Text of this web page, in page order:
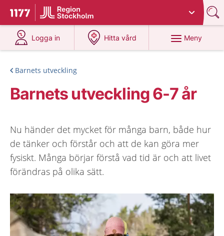
Till startsidan för 1177
Du har valt region
Logga in
på 1177.se
Hitta vård
på 1177.se
Meny
Barnets utveckling
Barnets utveckling 6-7 år
Nu händer det mycket för många barn, både hur
de tänker och förstår och att de kan göra mer
fysiskt. Många börjar förstå vad tid är och att livet
förändras på olika sätt.